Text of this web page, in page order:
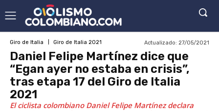
Giro de Italia Giro de Italia 2021 Actualizado: 27/05/2021
Daniel Felipe Martínez dice que
“Egan ayer no estaba en crisis”,
tras etapa 17 del Giro de Italia
2021
El ciclista colombiano Daniel Felipe Martínez declara